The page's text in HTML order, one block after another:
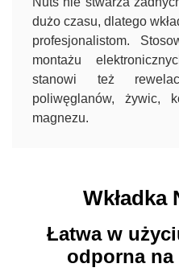
dużo czasu, dlatego
profesjonalistom.
montażu
stanowi też
poliwęglanów, żywic,
magnezu.
Wkładka
Łatwa w
odporna